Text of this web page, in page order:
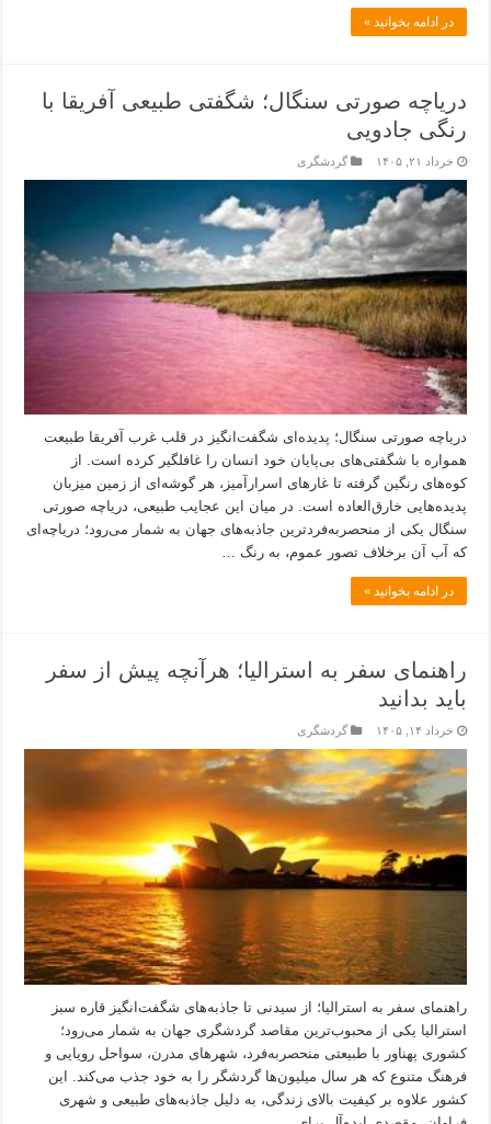
در ادامه بخوانید »
دریاچه صورتی سنگال؛ شگفتی طبیعی آفریقا با
رنگی جادویی
خرداد ۲۱, ۱۴۰۵ گردشگری
دریاچه صورتی سنگال؛ پدیده‌ای شگفت‌انگیز در قلب غرب آفریقا طبیعت
همواره با شگفتی‌های بی‌پایان خود انسان را غافلگیر کرده است. از
کوه‌های رنگین گرفته تا غارهای اسرارآمیز، هر گوشه‌ای از زمین میزبان
پدیده‌هایی خارق‌العاده است. در میان این عجایب طبیعی، دریاچه صورتی
سنگال یکی از منحصربه‌فردترین جاذبه‌های جهان به شمار می‌رود؛ دریاچه‌ای
که آب آن برخلاف تصور عموم، به رنگ …
در ادامه بخوانید »
راهنمای سفر به استرالیا؛ هرآنچه پیش از سفر
باید بدانید
خرداد ۱۴, ۱۴۰۵ گردشگری
راهنمای سفر به استرالیا؛ از سیدنی تا جاذبه‌های شگفت‌انگیز قاره سبز
استرالیا یکی از محبوب‌ترین مقاصد گردشگری جهان به شمار می‌رود؛
کشوری پهناور با طبیعتی منحصربه‌فرد، شهرهای مدرن، سواحل رویایی و
فرهنگ متنوع که هر سال میلیون‌ها گردشگر را به خود جذب می‌کند. این
کشور علاوه بر کیفیت بالای زندگی، به دلیل جاذبه‌های طبیعی و شهری